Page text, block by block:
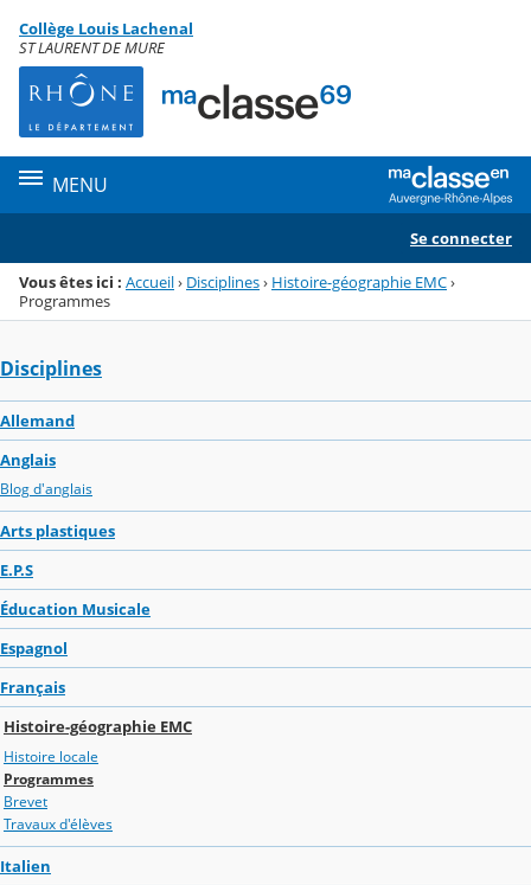
Menu de la rubrique
Contenu
Collège Louis Lachenal
ST LAURENT DE MURE
MENU
Se connecter
Vous êtes ici : Accueil› Disciplines› Histoire-géographie EMC›
Programmes
Disciplines
Allemand
Anglais
Blog d'anglais
Arts plastiques
E.P.S
Éducation Musicale
Espagnol
Français
Histoire-géographie EMC
Histoire locale
Programmes
Brevet
Travaux d'élèves
Italien